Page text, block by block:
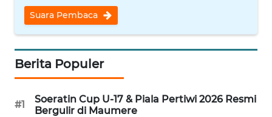
Suara Pembaca
Berita Populer
#1
Soeratin Cup U-17 & Piala Pertiwi 2026 Resmi
Bergulir di Maumere
WN
SUMBAR
WN
SUMSEL